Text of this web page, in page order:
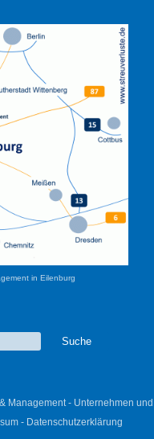
in Eilenburg
Management - Unternehmen und
- Datenschutzerklärung